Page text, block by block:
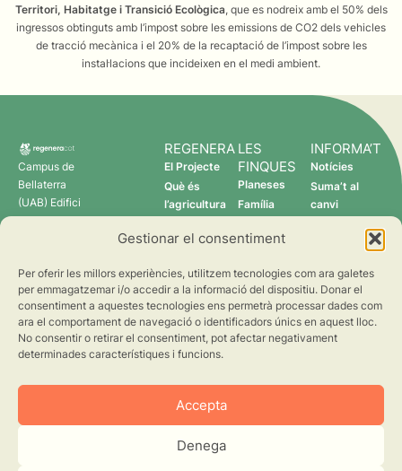
Gestionar el consentiment
Per oferir les millors experiències, utilitzem tecnologies com ara galetes
per emmagatzemar i/o accedir a la informació del dispositiu. Donar el
consentiment a aquestes tecnologies ens permetrà processar dades com
ara el comportament de navegació o identificadors únics en aquest lloc.
No consentir o retirar el consentiment, pot afectar negativament
determinades característiques i funcions.
Accepta
Denega
Territori, Habitatge i Transició Ecològica, que es nodreix amb el 50% dels
ingressos obtinguts amb l’impost sobre les emissions de CO2 dels vehicles
de tracció mecànica i el 20% de la recaptació de l’impost sobre les
instal·lacions que incideixen en el medi ambient.
Campus de
Bellaterra
(UAB) Edifici
C 08193
regenera@creaf.uab.cat
REGENERA
El Projecte
Què és
l’agricultura
Qui som
LES
FINQUES
Planeses
Família
Verdcamp
Pomona
Fruits
INFORMA’T
Notícies
Suma’t al
canvi